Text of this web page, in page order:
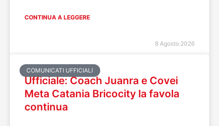
CONTINUA A LEGGERE
8 Agosto 2026
COMUNICATI UFFICIALI
Ufficiale: Coach Juanra e Covei
Meta Catania Bricocity la favola
continua